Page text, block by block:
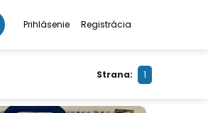
Prihlásenie Registrácia
Strana: 1